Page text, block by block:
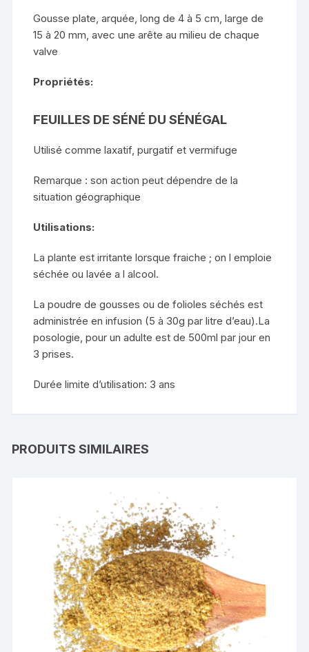
Gousse plate, arquée, long de 4 à 5 cm, large de
15 à 20 mm, avec une arête au milieu de chaque
valve
Propriétés:
FEUILLES DE SÉNÉ DU SÉNÉGAL
Utilisé comme laxatif, purgatif et vermifuge
Remarque : son action peut dépendre de la
situation géographique
Utilisations:
La plante est irritante lorsque fraiche ; on l emploie
séchée ou lavée a l alcool.
La poudre de gousses ou de folioles séchés est
administrée en infusion (5 à 30g par litre d’eau).La
posologie, pour un adulte est de 500ml par jour en
3 prises.
Durée limite d’utilisation: 3 ans
PRODUITS SIMILAIRES